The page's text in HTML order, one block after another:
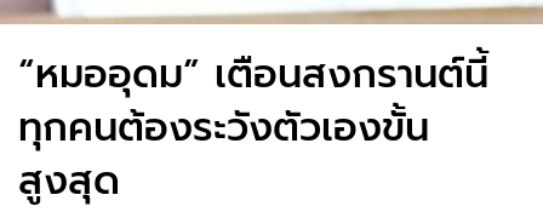
“หมออุดม” เตือนสงกรานต์นี้
ทุกคนต้องระวังตัวเองขั้น
สูงสุด